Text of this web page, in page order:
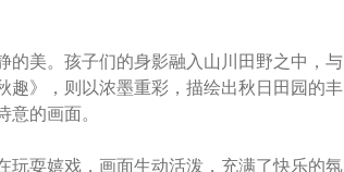
的美。孩子们的身影融入山川田野之中，与
趣》，则以浓墨重彩，描绘出秋日田园的丰
的画面。
玩耍嬉戏，画面生动活泼，充满了快乐的氛